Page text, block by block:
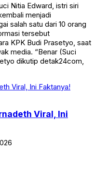
Nitia Edward, istri siri
menjadi
salah satu dari 10 orang
tersebut
KPK Budi Prasetyo, saat
media. “Benar (Suci
dikutip detak24com,
Viral, Ini